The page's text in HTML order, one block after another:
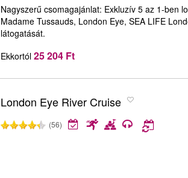
Nagyszerű csomagajánlat: Exkluzív 5 az 1-ben
Madame Tussauds, London Eye, SEA LIFE
látogatását.
Ekkortól 25 204 Ft
London Eye River Cruise
(56)